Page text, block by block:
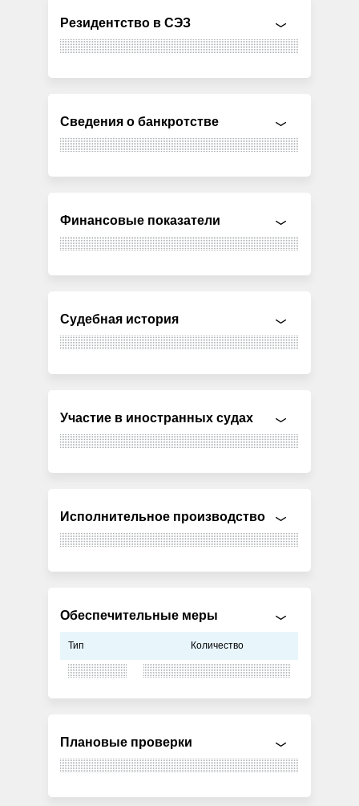
Резидентство в СЭЗ
Сведения о банкротстве
Финансовые показатели
Судебная история
Участие в иностранных судах
Исполнительное производство
Обеспечительные меры
Тип Количество
Плановые проверки